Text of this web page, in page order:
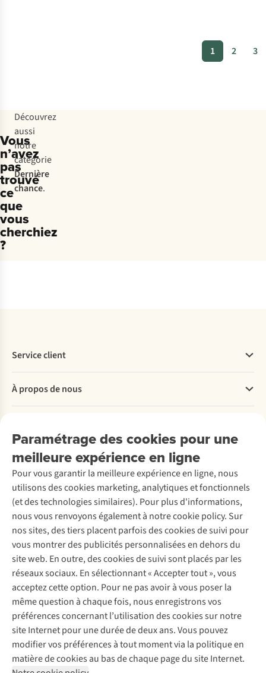
1 2 3
Vous
n’avez
pas
trouvé
ce
que
vous
cherchiez
?
Découvrez
aussi
notre
catégorie
Dernière
chance.
Paramétrage des cookies pour une
meilleure expérience en ligne
Pour vous garantir la meilleure expérience en ligne, nous
utilisons des cookies marketing, analytiques et fonctionnels
(et des technologies similaires). Pour plus d'informations,
nous vous renvoyons également à notre cookie policy. Sur
nos sites, des tiers placent parfois des cookies de suivi pour
vous montrer des publicités personnalisées en dehors du
site web. En outre, des cookies de suivi sont placés par les
réseaux sociaux. En sélectionnant « Accepter tout », vous
acceptez cette option. Pour ne pas avoir à vous poser la
même question à chaque fois, nous enregistrons vos
préférences concernant l’utilisation des cookies sur notre
site Internet pour une durée de deux ans. Vous pouvez
modifier vos préférences à tout moment via la politique en
matière de cookies au bas de chaque page du site Internet.
Service client
Commander
Payer
Retourner
Rétractation d'une commande
Entretien & réparations
Garantie
Contactez-nous
À propos de nous
Entreprise responsable
À propos d’Ayacucho
Nos magasins
À propos d’A.S.Adventure
Déclaration d'accessibilité
Location / Location sports d’hiver
Seconde-main
Entretien de ski
Service de lavage
Entretien de chaussures
Réparation de chaussures
Réparation de vêtements
Retouches
Pour les entreprises
Découvrez
A.S.Magazine
Explore Camp
Gear Check
Expertise & conseils
Abonnez-vous à la newsletter
Suivez-nous
Mentions légales
Politique de confidentialité
Conditions générales
Cookie Policy